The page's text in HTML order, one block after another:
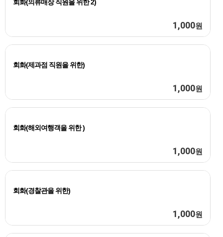
회화(의류매장 직원을 위한 2)
1,000원
회화(제과점 직원을 위한)
1,000원
회화(해외여행객을 위한 )
1,000원
회화(경찰관을 위한)
1,000원